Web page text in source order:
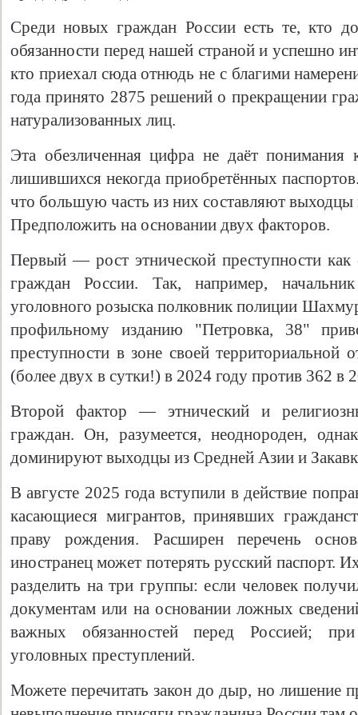
Среди новых граждан России есть те, кто
обязанности перед нашей страной и успешно
кто приехал сюда отнюдь не с благими
года принято 2875 решений о прекращении
натурализованных лиц.
Эта обезличенная цифра не даёт понимания
лишившихся некогда приобретённых
что большую часть из них составляют выходцы
Предположить на основании двух факторов.
Первый — рост этнической преступности как
граждан России. Так, например,
уголовного розыска полковник полиции
профильному изданию "Петровка, 38"
преступности в зоне своей территориальной
(более двух в сутки!) в 2024 году против 362 в
Второй фактор — этнический и
граждан. Он, разумеется, неоднороден,
доминируют выходцы из Средней Азии и
В августе 2025 года вступили в действие
касающиеся мигрантов, принявших
праву рождения. Расширен перечень
иностранец может потерять русский паспорт.
разделить на три группы: если человек
документам или на основании ложных
важных обязанностей перед Россией;
уголовных преступлений.
Можете перечитать закон до дыр, но лишение